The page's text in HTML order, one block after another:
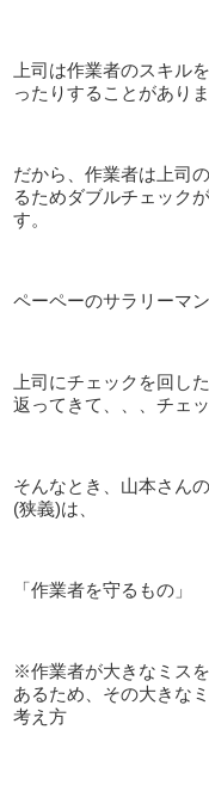
上司は作業者のスキル
ったりすることがありま
だから、作業者は上司
るためダブルチェック
す。
ペーペーのサラリーマ
上司にチェックを回し
返ってきて、、、チェ
そんなとき、山本さん
(狭義)は、
「作業者を守るもの」
※作業者が大きなミス
あるため、その大きな
考え方